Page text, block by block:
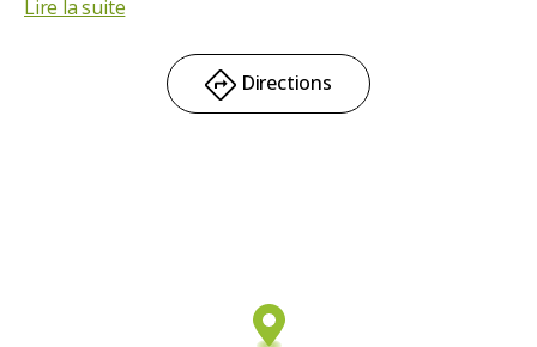
dispose d'un balcon privé.
Lire la suite
Directions